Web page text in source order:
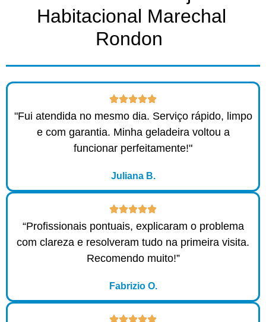
Habitacional Marechal
Rondon ​
"Fui atendida no mesmo dia. Serviço rápido, limpo
e com garantia. Minha geladeira voltou a
funcionar perfeitamente!"
Juliana B.
“Profissionais pontuais, explicaram o problema
com clareza e resolveram tudo na primeira visita.
Recomendo muito!”
Fabrizio O.